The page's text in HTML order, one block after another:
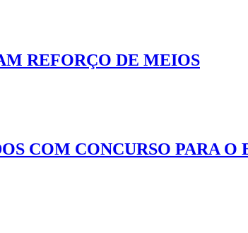
REFORÇO DE MEIOS
COM CONCURSO PARA O